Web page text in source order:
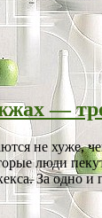
—
не хуже,
люди
За одно